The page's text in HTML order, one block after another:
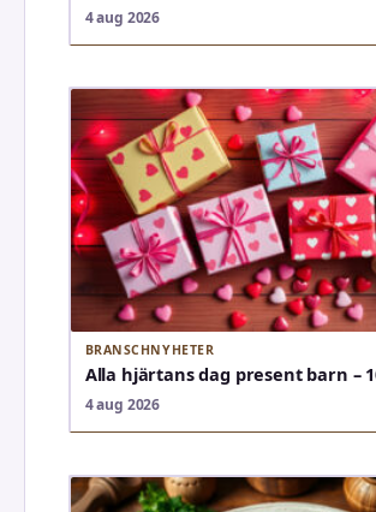
4 aug 2026
BRANSCHNYHETER
Alla hjärtans dag present barn –
4 aug 2026